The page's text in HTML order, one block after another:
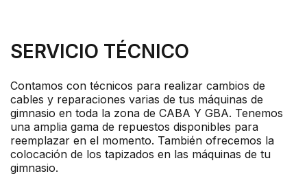
SERVICIO TÉCNICO
Contamos con técnicos para realizar cambios de
cables y reparaciones varias de tus máquinas de
gimnasio en toda la zona de CABA Y GBA. Tenemos
una amplia gama de repuestos disponibles para
reemplazar en el momento. También ofrecemos la
colocación de los tapizados en las máquinas de tu
gimnasio.